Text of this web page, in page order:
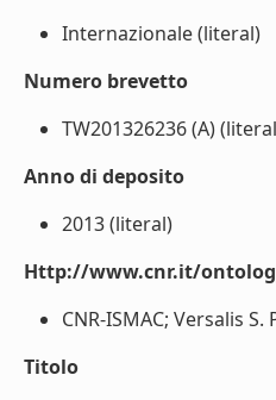
Internazionale (literal)
Numero brevetto
TW201326236 (A)
Anno di deposito
2013 (literal)
Http://www.cnr.it/
CNR-ISMAC; Versalis S.
Titolo